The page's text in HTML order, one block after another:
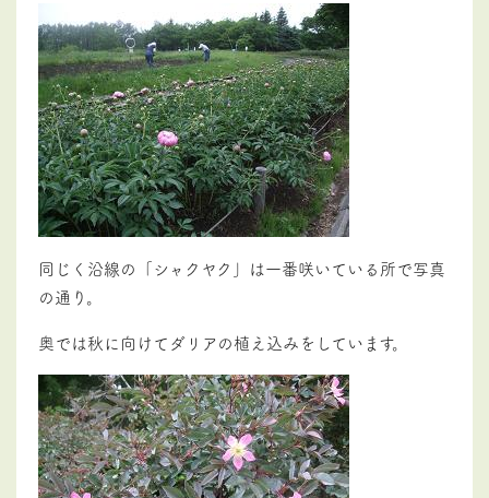
同じく沿線の「シャクヤク」は一番咲いている所で写真
の通り。
奥では秋に向けてダリアの植え込みをしています。